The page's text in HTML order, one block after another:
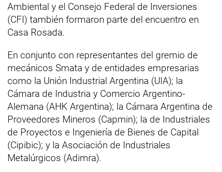
Ambiental y el Consejo Federal de Inversiones
(CFI) también formaron parte del encuentro en
Casa Rosada.
En conjunto con representantes del gremio de
mecánicos Smata y de entidades empresarias
como la Unión Industrial Argentina (UIA); la
Cámara de Industria y Comercio Argentino-
Alemana (AHK Argentina); la Cámara Argentina de
Proveedores Mineros (Capmin); la de Industriales
de Proyectos e Ingeniería de Bienes de Capital
(Cipibic); y la Asociación de Industriales
Metalúrgicos (Adimra).